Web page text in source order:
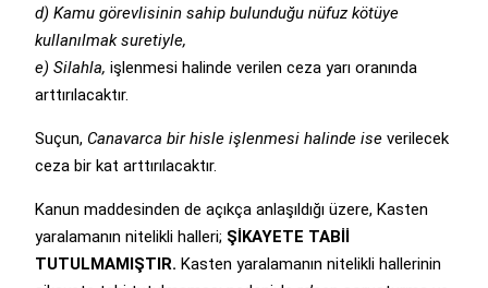
d) Kamu görevlisinin sahip bulunduğu nüfuz kötüye
kullanılmak suretiyle,
e) Silahla, işlenmesi halinde verilen ceza yarı oranında
arttırılacaktır.
Suçun, Canavarca bir hisle işlenmesi halinde iseverilecek
ceza bir kat arttırılacaktır.
Kanun maddesinden de açıkça anlaşıldığı üzere, Kasten
yaralamanın nitelikli halleri; ŞİKAYETE TABİİ
TUTULMAMIŞTIR. Kasten yaralamanın nitelikli hallerinin